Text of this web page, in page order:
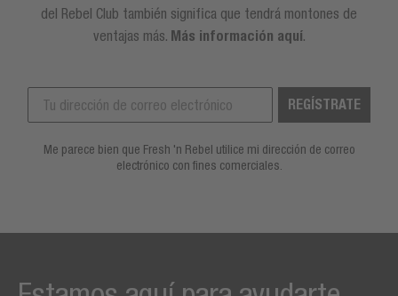
del Rebel Club también significa que tendrá montones de
ventajas más. Más información aquí.
REGÍSTRATE
Me parece bien que Fresh 'n Rebel utilice mi dirección de correo
electrónico con fines comerciales.